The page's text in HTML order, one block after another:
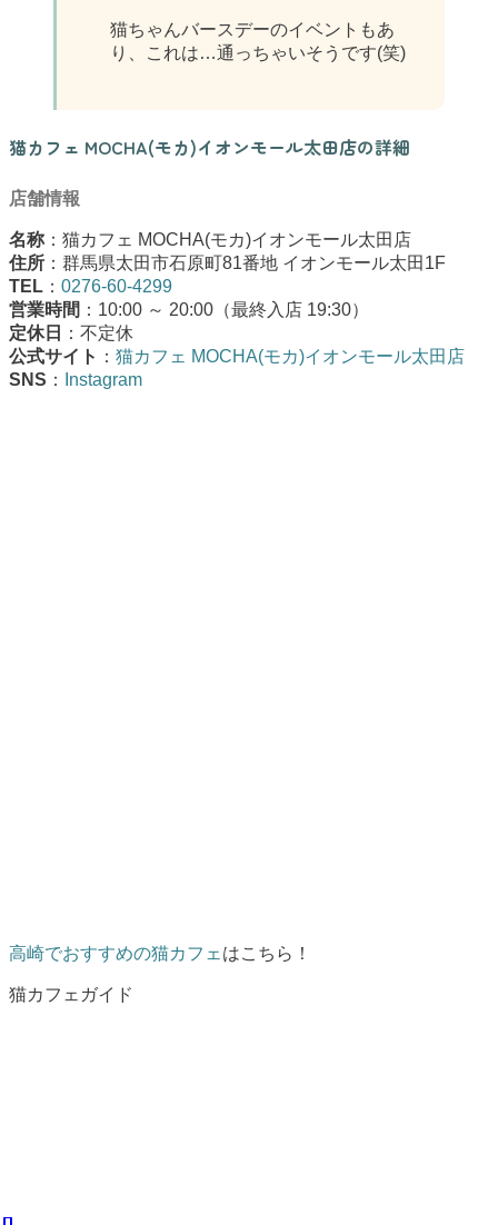
猫ちゃんバースデーのイベントもあ
り、これは…通っちゃいそうです(笑)
猫カフェ MOCHA(モカ)イオンモール太田店の詳細
店舗情報
名称 ：猫カフェ MOCHA(モカ)イオンモール太田店
住所 ：群馬県太田市石原町81番地 イオンモール太田1F
TEL ： 0276-60-4299
営業時間 ：10:00 ～ 20:00（最終入店 19:30）
定休日
：不定休
公式サイト ： 猫カフェ MOCHA(モカ)イオンモール太田店
SNS ： Instagram
高崎でおすすめの猫カフェはこちら！
猫カフェガイド